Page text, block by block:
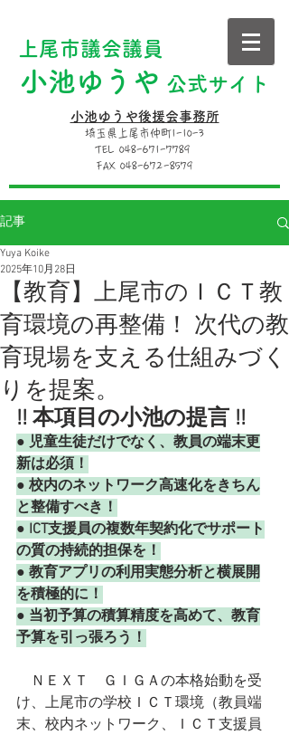
小池ゆうや 公式サイト
上尾市議会議員
小池ゆうや後援会事務所
埼玉県上尾市仲町1-10-3
TEL 048-671-7789
FAX 048-672-8579
記事
【教育】上尾市のＩＣＴ教
育環境の再整備！ 次代の教
育現場を支える仕組みづく
りを提案。
Yuya Koike
2025年10月28日
!! 本項目の小池の提言 !!
● 児童生徒だけでなく、教員の端末更
新は必須！
● 校内のネットワーク高速化をきちん
と整備すべき！
● ICT支援員の複数年契約化でサポート
の質の持続的担保を！
● 教育アプリの利用実態分析と横展開
を積極的に！
● 当初予算の積算精度を高めて、教育
予算を引っ張ろう！
ＮＥＸＴ　ＧＩＧＡの本格始動を受
け、上尾市の学校ＩＣＴ環境（教員端
末、校内ネットワーク、ＩＣＴ支援員